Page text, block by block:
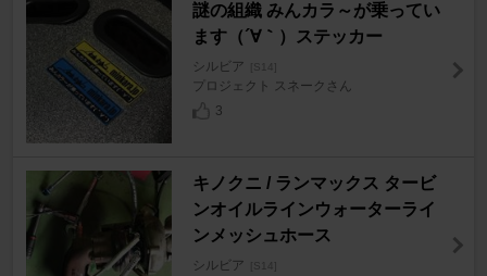
謎の組織 みんカラ～が乗ってい
ます（´∀｀）ステッカー
シルビア [S14]
プロジェクト スネークさん
3
キノクニ / ランマックス タービ
ンオイルラインウォーターライ
ンメッシュホース
シルビア [S14]